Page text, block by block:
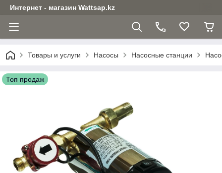
Интернет - магазин Wattsap.kz
Товары и услуги Насосы Насосные станции
Топ продаж